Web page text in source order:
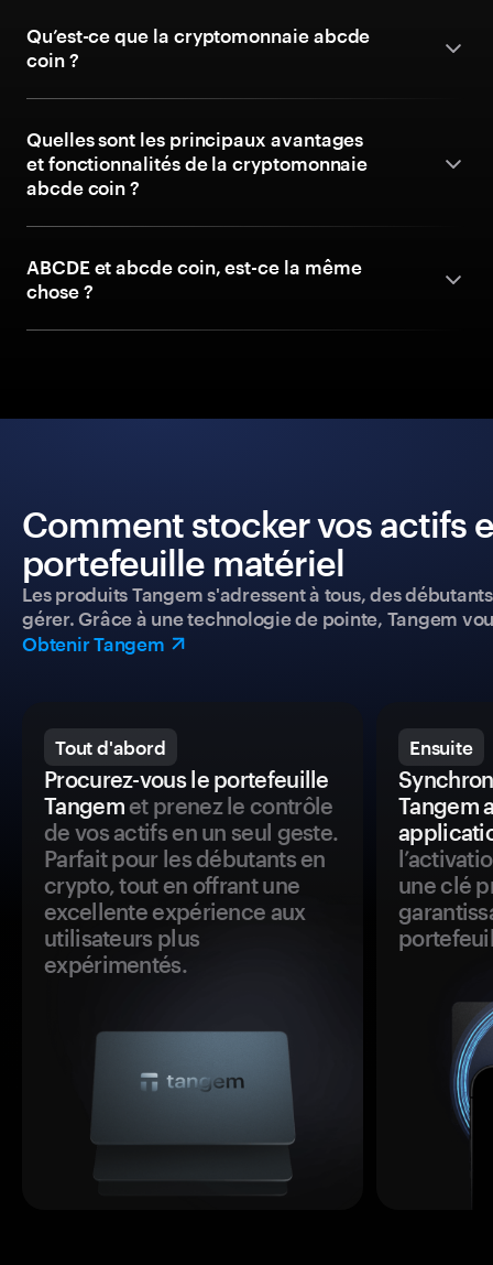
Qu’est-ce que la cryptomonnaie abcde
coin ?
Quelles sont les principaux avantages
et fonctionnalités de la cryptomonnaie
abcde coin ?
ABCDE et abcde coin, est-ce la même
chose ?
Comment stocker vos actifs
portefeuille matériel
Les produits Tangem s'adressent à tous, des
gérer. Grâce à une technologie de pointe, Tangem
Obtenir Tangem
Tout d'abord
Procurez-vous le portefeuille
Tangemet prenez le contrôle
de vos actifs en un seul geste.
Parfait pour les débutants en
crypto, tout en offrant une
excellente expérience aux
utilisateurs plus
expérimentés.
Ensuite
Tangem
une clé